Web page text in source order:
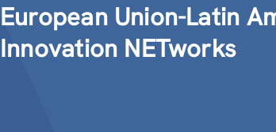
European Union-Latin
Innovation NETworks